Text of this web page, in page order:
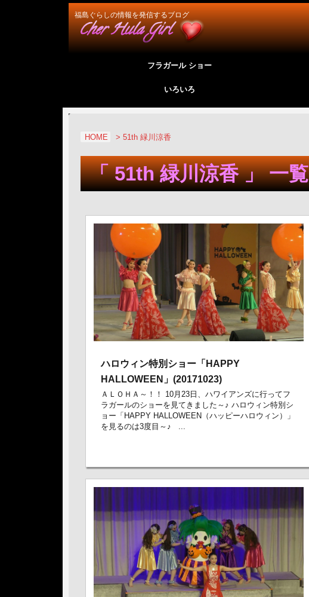
福島ぐらしの情報を発信するブログ
フラガール ショー
いろいろ
HOME > 51th 緑川涼香
「 51th 緑川涼香 」 一覧
ハロウィン特別ショー「HAPPY
HALLOWEEN」(20171023)
ＡＬＯＨＡ～！！ 10月23日、ハワイアンズに行ってフ
ラガールのショーを見てきました～♪ ハロウィン特別シ
ョー「HAPPY HALLOWEEN（ハッピーハロウィン）」
を見るのは3度目～♪ ...